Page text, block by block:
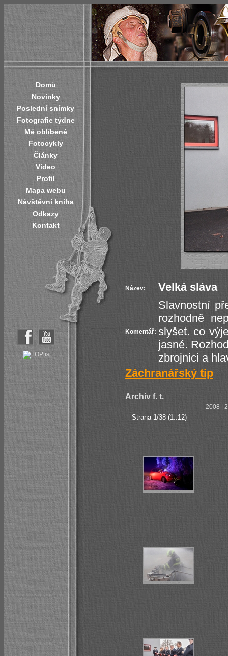
Domů
Novinky
Poslední snímky
Fotografie týdne
Mé oblíbené
Fotocykly
Články
Video
Profil
Mapa webu
Návštěvní kniha
Odkazy
Kontakt
Název: Velká sláva
Komentář:
Slavnostní
rozhodně
slyšet. co
jasné.
zbrojnici a
Záchranářský tip
Archiv f. t.
2008
Strana 1/38 (1..12)